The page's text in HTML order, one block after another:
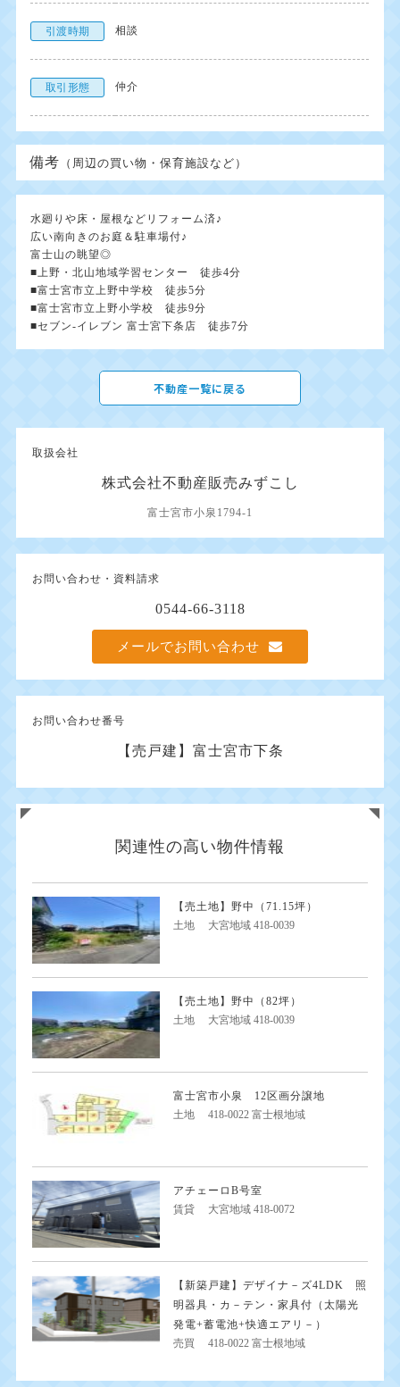
引渡時期 相談
取引形態 仲介
備考 （周辺の買い物・保育施設など）
水廻りや床・屋根などリフォーム済♪
広い南向きのお庭＆駐車場付♪
富士山の眺望◎
■上野・北山地域学習センター 徒歩4分
■富士宮市立上野中学校 徒歩5分
■富士宮市立上野小学校 徒歩9分
■セブン-イレブン 富士宮下条店 徒歩7分
不動産一覧に戻る
取扱会社
株式会社不動産販売みずこし
富士宮市小泉1794-1
お問い合わせ・資料請求
0544-66-3118
メールでお問い合わせ
お問い合わせ番号
【売戸建】富士宮市下条
関連性の高い物件情報
【売土地】野中（71.15坪）
土地 大宮地域 418-0039
【売土地】野中（82坪）
土地 大宮地域 418-0039
富士宮市小泉 12区画分譲地
土地 418-0022 富士根地域
アチェーロB号室
賃貸 大宮地域 418-0072
【新築戸建】デザイナ－ズ4LDK 照
明器具・カ－テン・家具付（太陽光
発電+蓄電池+快適エアリ－）
売買 418-0022 富士根地域